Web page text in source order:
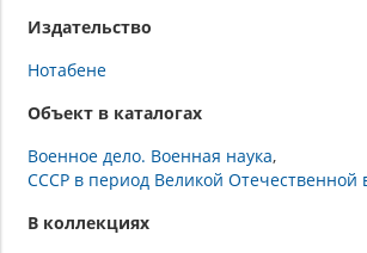
Издательство
Нотабене
Объект в каталогах
Военное дело. Военная наука
СССР в период Великой Отечественной
В коллекциях